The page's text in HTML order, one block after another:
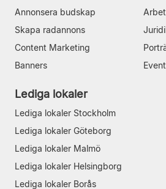
Annonsera budskap
Skapa radannons
Content Marketing
Banners
Event
Lediga lokaler
Lediga lokaler Stockholm
Lediga lokaler Göteborg
Lediga lokaler Malmö
Lediga lokaler Helsingborg
Lediga lokaler Borås